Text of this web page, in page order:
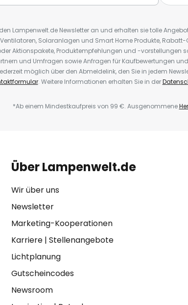
Lampenwelt.de Newsletter an und erhalten sie tolle
Solaranlagen und Smart Home Produkte,
Aktionspakete, Produktempfehlungen und -vorstellungen
und Umfragen sowie Anfragen für Kaufbewertungen
möglich über den Abmeldelink, den Sie in jedem
. Weitere Informationen erhalten Sie in der
*Ab einem Mindestkaufpreis von 99 €. Ausgenommene
Über Lampenwelt.de
Wir über uns
Newsletter
Marketing-Kooperationen
Karriere| Stellenangebote
Lichtplanung
Gutscheincodes
Newsroom